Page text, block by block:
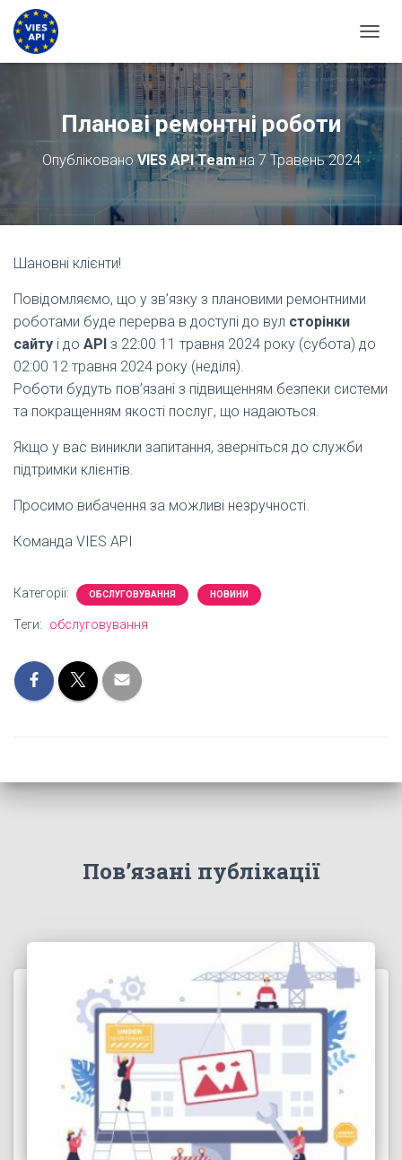
Планові ремонтні роботи
ОпублікованоVIES API Teamна 7 Травень 2024
Шановні клієнти!
Повідомляємо, що у зв’язку з плановими ремонтними
роботами буде перерва в доступі до вул сторінки
сайту і до API з 22:00 11 травня 2024 року (субота) до
02:00 12 травня 2024 року (неділя).
Роботи будуть пов’язані з підвищенням безпеки системи
та покращенням якості послуг, що надаються.
Якщо у вас виникли запитання, зверніться до служби
підтримки клієнтів.
Просимо вибачення за можливі незручності.
Команда VIES API
Категорії: ОБСЛУГОВУВАННЯ НОВИНИ
Теги: обслуговування
Пов’язані публікації